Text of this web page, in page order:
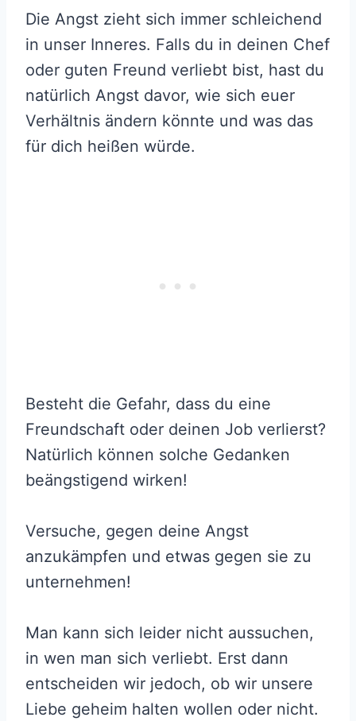
Die Angst zieht sich immer schleichend
in unser Inneres. Falls du in deinen Chef
oder guten Freund verliebt bist, hast du
natürlich Angst davor, wie sich euer
Verhältnis ändern könnte und was das
für dich heißen würde.
Besteht die Gefahr, dass du eine
Freundschaft oder deinen Job verlierst?
Natürlich können solche Gedanken
beängstigend wirken!
Versuche, gegen deine Angst
anzukämpfen und etwas gegen sie zu
unternehmen!
Man kann sich leider nicht aussuchen,
in wen man sich verliebt. Erst dann
entscheiden wir jedoch, ob wir unsere
Liebe geheim halten wollen oder nicht.